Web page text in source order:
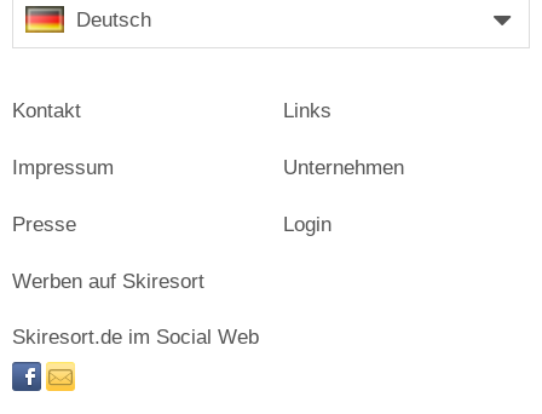
Deutsch
Kontakt
Impressum
Presse
Links
Unternehmen
Login
Werben auf Skiresort
Skiresort.de im Social Web
facebooknewsletter